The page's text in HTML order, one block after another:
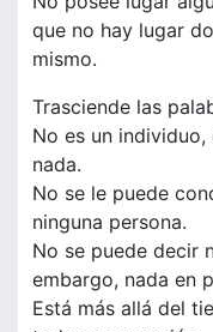
que no hay lugar
mismo.
Trasciende las
No es un
nada.
No se le puede
ninguna persona.
No se puede decir
embargo, nada en
Está más allá del